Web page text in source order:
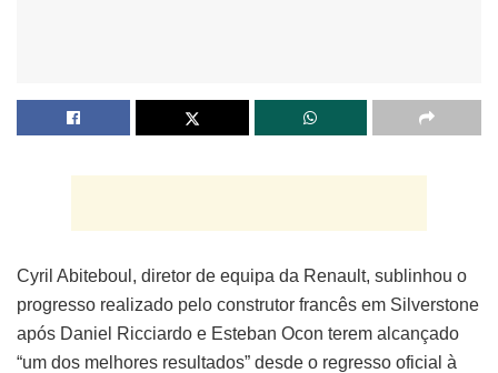
Cyril Abiteboul, diretor de equipa da Renault, sublinhou o
progresso realizado pelo construtor francês em Silverstone
após Daniel Ricciardo e Esteban Ocon terem alcançado
“um dos melhores resultados” desde o regresso oficial à